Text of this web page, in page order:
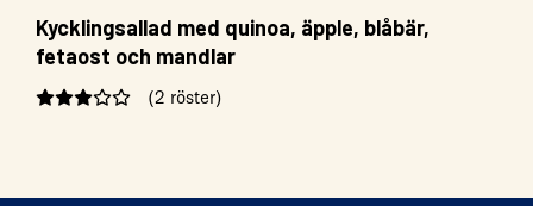
Kycklingsallad med quinoa, äpple, blåbär,
fetaost och mandlar
(2 röster)